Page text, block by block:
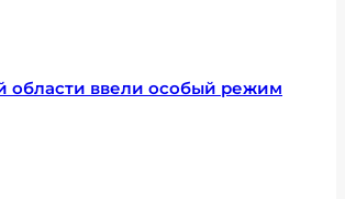
области ввели особый режим